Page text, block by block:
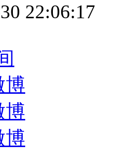
22:06:17
博
博
博